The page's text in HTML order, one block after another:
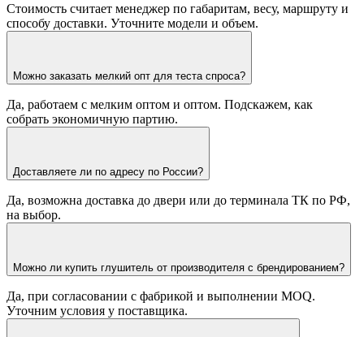
Стоимость считает менеджер по габаритам, весу, маршруту и
способу доставки. Уточните модели и объем.
Можно заказать мелкий опт для теста спроса?
Да, работаем с мелким оптом и оптом. Подскажем, как
собрать экономичную партию.
Доставляете ли по адресу по России?
Да, возможна доставка до двери или до терминала ТК по РФ,
на выбор.
Можно ли купить глушитель от производителя с брендированием?
Да, при согласовании с фабрикой и выполнении MOQ.
Уточним условия у поставщика.